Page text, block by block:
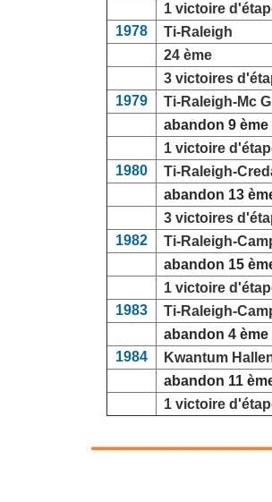
1 victoire
1978
Ti-Raleigh
24 ème
3 victoires
1979
Ti-Raleigh-Mc
abandon 9 ème
1 victoire
1980
Ti-Raleigh-
abandon 13
3 victoires
1982
Ti-Raleigh-
abandon 15
1 victoire
1983
Ti-Raleigh-
abandon 4 ème
1984
Kwantum
abandon 11
1 victoire